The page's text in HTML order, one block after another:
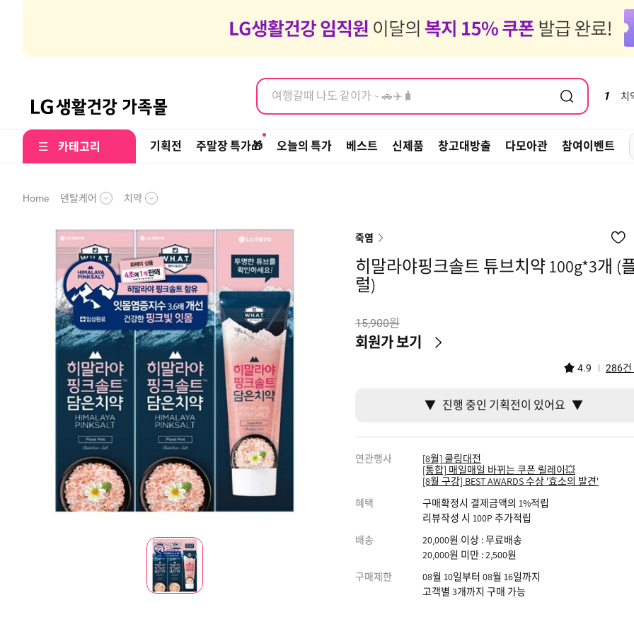
염색약, 염모제, 새치
염색약, 염모제, 새치 1 치
카테고리 기획전 주말장 특가🎁 오늘의 특가 베스트 신제품 창고대방출 다모아관 참여이벤트
Home 덴탈케어 치약
죽염
히말라야핑크솔트 튜브치약 100g*3개 (
럴)
15,900원
회원가 보기
4.9 286
▼ 진행 중인 기획전이 있어요 ▼
연관행사
[8월] 쿨링대전
[통합] 매일매일 바뀌는 쿠폰 릴레이💥
[8월 구강] BEST AWARDS 수상 '효소의 발견'
혜택
구매확정시 결제금액의 1%적립
리뷰작성 시 100P 추가적립
배송
20,000원 이상 : 무료배송
20,000원 미만 : 2,500원
구매제한
08월 10일부터 08월 16일까지
고객별 3개까지 구매 가능